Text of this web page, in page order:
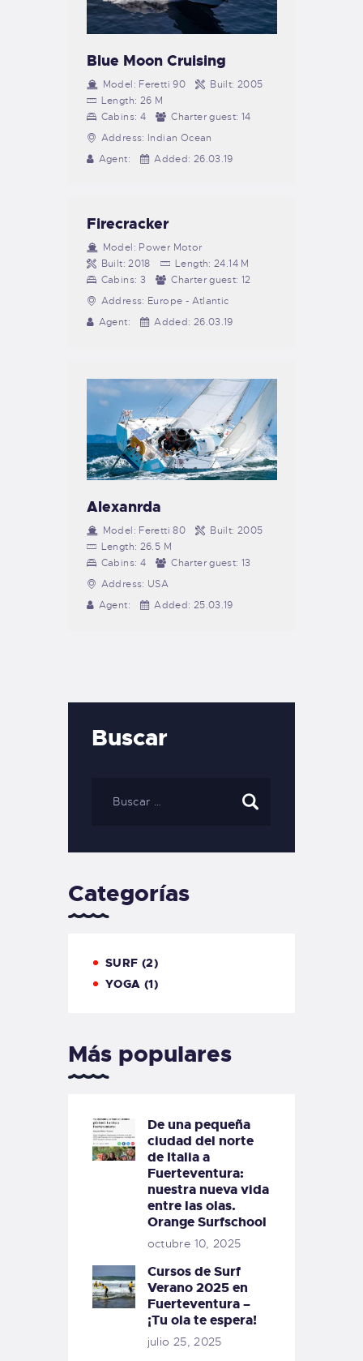
Blue Moon Cruising
Model: Feretti 90 Built: 2005
Length: 26 M
Cabins: 4 Charter guest: 14
Address: Indian Ocean
Agent:
Added: 26.03.19
Firecracker
Model: Power Motor
Built: 2018 Length: 24.14 M
Cabins: 3 Charter guest: 12
Address: Europe - Atlantic
Agent:
Added: 26.03.19
Alexanrda
Model: Feretti 80 Built: 2005
Length: 26.5 M
Cabins: 4 Charter guest: 13
Address: USA
Agent:
Added: 25.03.19
Buscar
Categorías
SURF (2)
YOGA (1)
Más populares
De una pequeña
ciudad del norte
de Italia a
Fuerteventura:
nuestra nueva vida
entre las olas.
Orange Surfschool
octubre 10, 2025
Cursos de Surf
Verano 2025 en
Fuerteventura –
¡Tu ola te espera!
julio 25, 2025